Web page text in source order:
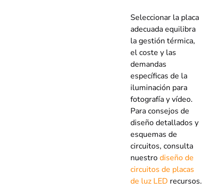
Seleccionar la placa
adecuada equilibra
la gestión térmica,
el coste y las
demandas
específicas de la
iluminación para
fotografía y vídeo.
Para consejos de
diseño detallados y
esquemas de
circuitos, consulta
nuestrodiseño de
circuitos de placas
de luz LED recursos.